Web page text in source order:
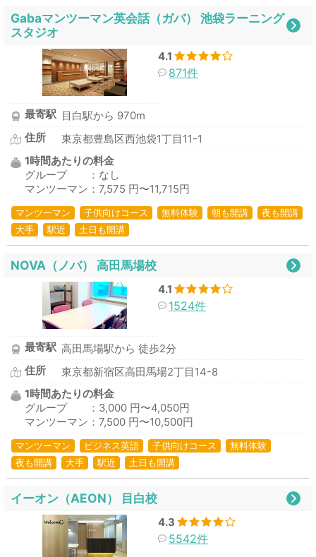
Gabaマンツーマン英会話（ガバ） 池袋ラーニング
スタジオ
4.1
871件
最寄駅 目白駅から 970m
住所
東京都豊島区西池袋1丁目11-1
1時間あたりの料金
グループ ：なし
マンツーマン：7,575 円〜11,715円
マンツーマン 子供向けコース 無料体験 朝も開講
夜も開講
大手
駅近 土日も開講
NOVA（ノバ） 高田馬場校
4.1
1524件
最寄駅 高田馬場駅から 徒歩2分
住所
東京都新宿区高田馬場2丁目14-8
1時間あたりの料金
グループ ：3,000 円〜4,050円
マンツーマン：7,500 円〜10,500円
マンツーマン ビジネス英語 子供向けコース
無料体験
夜も開講
大手 駅近 土日も開講
イーオン（AEON） 目白校
4.3
5542件